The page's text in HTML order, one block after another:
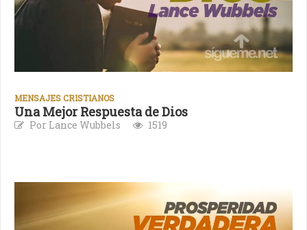
MENSAJES CRISTIANOS
Una Mejor Respuesta de Dios
Por Lance Wubbels 1519